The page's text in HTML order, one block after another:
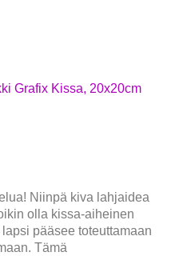
Grafix Kissa, 20x20cm
Niinpä kiva lahjaidea
olla kissa-aiheinen
pääsee toteuttamaan
Tämä